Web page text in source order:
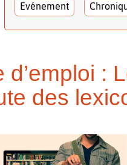
Evénement
d’emploi :
des